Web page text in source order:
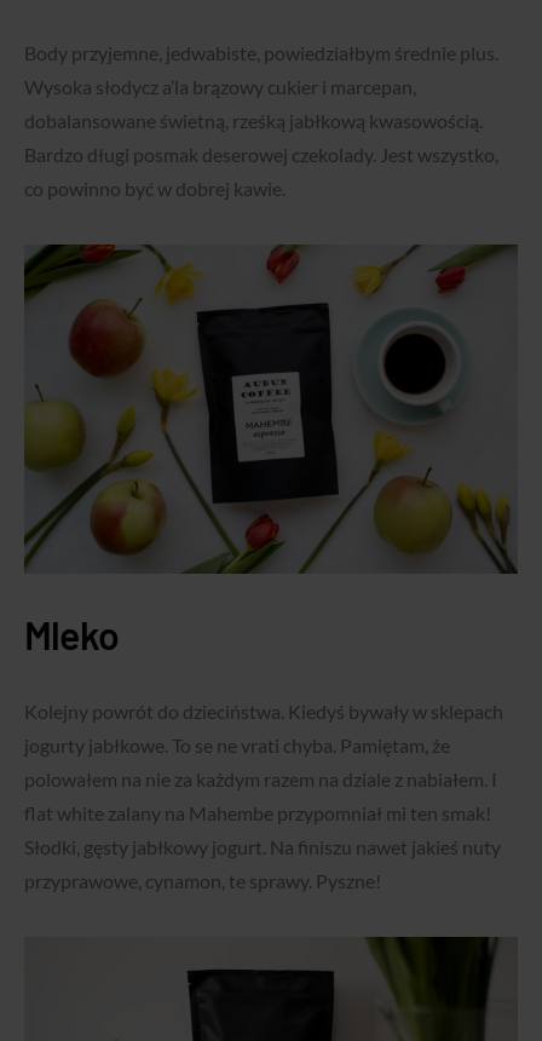
Body przyjemne, jedwabiste, powiedziałbym średnie plus.
Wysoka słodycz a’la brązowy cukier i marcepan,
dobalansowane świetną, rześką jabłkową kwasowością.
Bardzo długi posmak deserowej czekolady. Jest wszystko,
co powinno być w dobrej kawie.
Mleko
Kolejny powrót do dzieciństwa. Kiedyś bywały w sklepach
jogurty jabłkowe. To se ne vrati chyba. Pamiętam, że
polowałem na nie za każdym razem na dziale z nabiałem. I
flat white zalany na Mahembe przypomniał mi ten smak!
Słodki, gęsty jabłkowy jogurt. Na finiszu nawet jakieś nuty
przyprawowe, cynamon, te sprawy. Pyszne!